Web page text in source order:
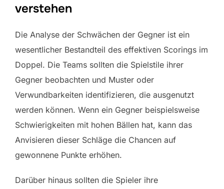
verstehen
Die Analyse der Schwächen der Gegner ist ein
wesentlicher Bestandteil des effektiven Scorings im
Doppel. Die Teams sollten die Spielstile ihrer
Gegner beobachten und Muster oder
Verwundbarkeiten identifizieren, die ausgenutzt
werden können. Wenn ein Gegner beispielsweise
Schwierigkeiten mit hohen Bällen hat, kann das
Anvisieren dieser Schläge die Chancen auf
gewonnene Punkte erhöhen.
Darüber hinaus sollten die Spieler ihre